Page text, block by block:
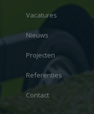
Vacatures
Nieuws
Projecten
Referenties
Contact